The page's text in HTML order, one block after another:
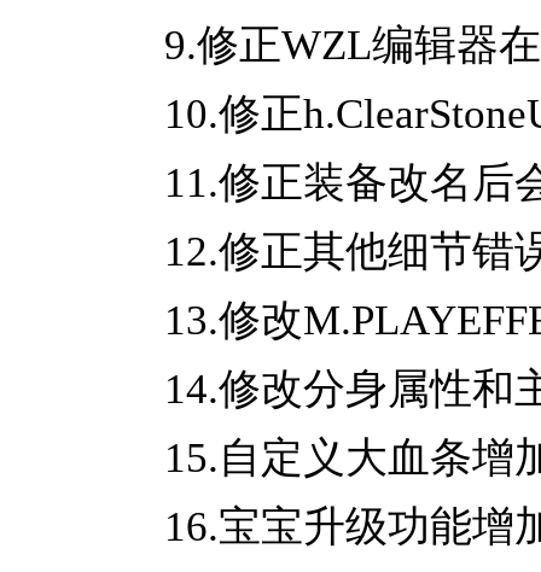
9.修正WZL编辑器
10.修正
11.修正装备改名后
12.修正其他细节错
13.修改
14.修改分身属性和
15.自定义大血条增
16.宝宝升级功能增